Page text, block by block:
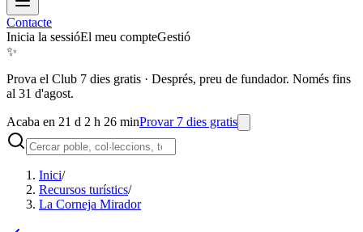
Contacte
Inicia la sessióEl meu compteGestió
✨
Prova el Club 7 dies gratis · Després, preu de fundador. Només fins
al 31 d'agost.
Acaba en 21 d 2 h 26 minProvar 7 dies gratis
Inici/
Recursos turístics/
La Corneja Mirador